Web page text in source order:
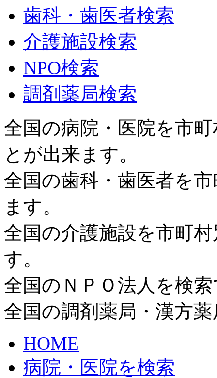
歯科・歯医者検索
介護施設検索
NPO検索
調剤薬局検索
全国の病院・医院を市
とが出来ます。
全国の歯科・歯医者を
ます。
全国の介護施設を市町
す。
全国のＮＰＯ法人を検
全国の調剤薬局・漢方
HOME
病院・医院を検索